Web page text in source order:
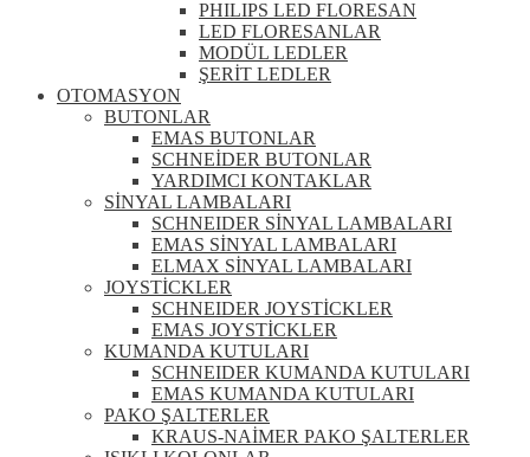
PHILIPS LED FLORESAN
LED FLORESANLAR
MODÜL LEDLER
ŞERİT LEDLER
OTOMASYON
BUTONLAR
EMAS BUTONLAR
SCHNEİDER BUTONLAR
YARDIMCI KONTAKLAR
SİNYAL LAMBALARI
SCHNEIDER SİNYAL LAMBALARI
EMAS SİNYAL LAMBALARI
ELMAX SİNYAL LAMBALARI
JOYSTİCKLER
SCHNEIDER JOYSTİCKLER
EMAS JOYSTİCKLER
KUMANDA KUTULARI
SCHNEIDER KUMANDA KUTULARI
EMAS KUMANDA KUTULARI
PAKO ŞALTERLER
KRAUS-NAİMER PAKO ŞALTERLER